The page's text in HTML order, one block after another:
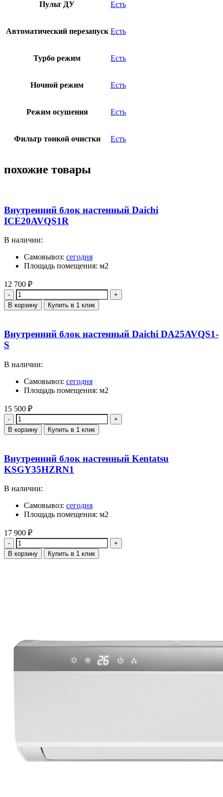
Пульт ДУ Есть
Автоматический перезапуск Есть
Турбо режим Есть
Ночной режим Есть
Режим осушения Есть
Фильтр тонкой очистки Есть
похожие товары
Внутренний блок настенный Daichi
ICE20AVQS1R
В наличии:
Самовывоз: сегодня
Площадь помещения: м2
12 700 ₽
Количество
В корзину Купить в 1 клик
Внутренний блок настенный Daichi DA25AVQS1-
S
В наличии:
Самовывоз: сегодня
Площадь помещения: м2
15 500 ₽
Количество
В корзину Купить в 1 клик
Внутренний блок настенный Kentatsu
KSGY35HZRN1
В наличии:
Самовывоз: сегодня
Площадь помещения: м2
17 900 ₽
Количество
В корзину Купить в 1 клик